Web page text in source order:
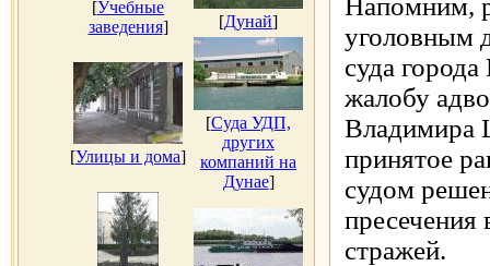
[Учебные
заведения] [Дунай]
[Улицы и дома]
[Суда УДП,
других
компаний на
Дунае]
Напомним,
уголовным
суда
жалобу
Владимира
принятое
судом
пресечения
стражей.